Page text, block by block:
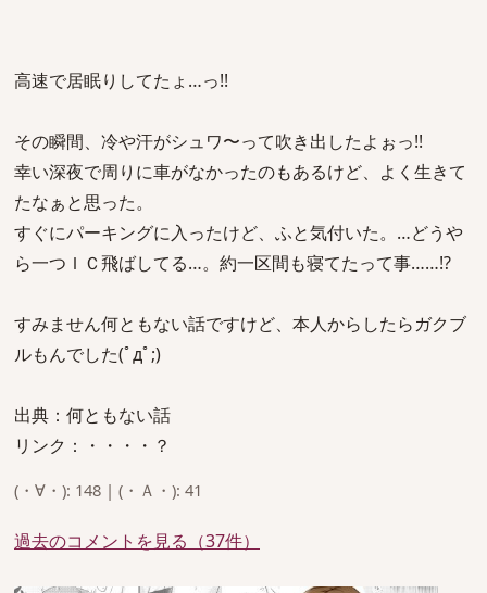
高速で居眠りしてたょ…っ!!
その瞬間、冷や汗がシュワ〜って吹き出したよぉっ!!
幸い深夜で周りに車がなかったのもあるけど、よく生きて
たなぁと思った。
すぐにパーキングに入ったけど、ふと気付いた。…どうや
ら一つＩＣ飛ばしてる…。約一区間も寝てたって事……!?
すみません何ともない話ですけど、本人からしたらガクブ
ルもんでした(ﾟдﾟ;)
出典：何ともない話
リンク：・・・・？
(・∀・): 148 | (・Ａ・): 41
過去のコメントを見る（37件）